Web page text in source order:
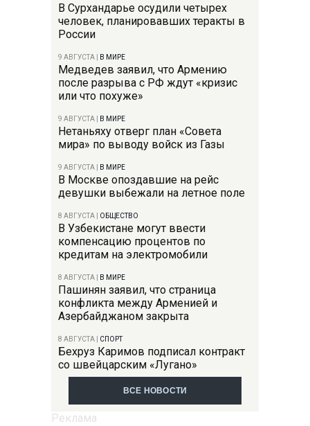
В Сурхандарье осудили четырех
человек, планировавших теракты в
России
9 АВГУСТА В МИРЕ
Медведев заявил, что Армению
после разрыва с РФ ждут «кризис
или что похуже»
9 АВГУСТА В МИРЕ
Нетаньяху отверг план «Совета
мира» по выводу войск из Газы
9 АВГУСТА В МИРЕ
В Москве опоздавшие на рейс
девушки выбежали на летное поле
8 АВГУСТА ОБЩЕСТВО
В Узбекистане могут ввести
компенсацию процентов по
кредитам на электромобили
8 АВГУСТА В МИРЕ
Пашинян заявил, что страница
конфликта между Арменией и
Азербайджаном закрыта
8 АВГУСТА СПОРТ
Бехруз Каримов подписал контракт
со швейцарским «Лугано»
ВСЕ НОВОСТИ